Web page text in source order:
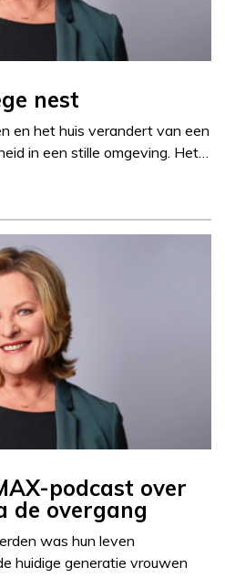
nest
en het huis verandert van een
in een stille omgeving. Het…
podcast over
de overgang
was hun leven
huidige generatie vrouwen